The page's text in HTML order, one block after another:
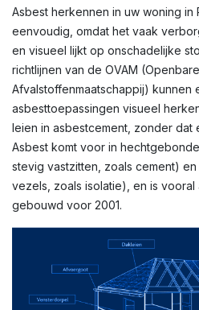
Asbest herkennen in uw woning in
eenvoudig, omdat het vaak
en visueel lijkt op onschadelijke
richtlijnen van de OVAM
Afvalstoffenmaatschappij) kunnen
asbesttoepassingen visueel
leien in asbestcement, zonder dat
Asbest komt voor in
stevig vastzitten, zoals cement)
vezels, zoals isolatie), en is
gebouwd voor 2001.